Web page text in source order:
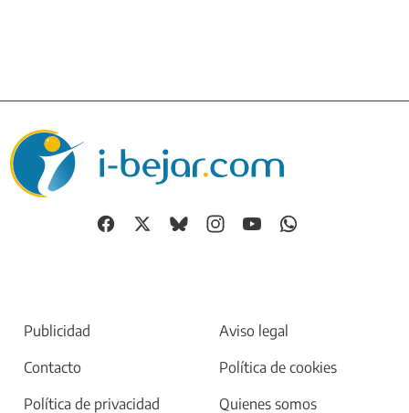
Publicidad
Aviso legal
Contacto
Política de cookies
Política de privacidad
Quienes somos